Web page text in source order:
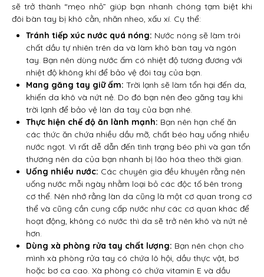
sẽ trở thành “mẹo nhỏ” giúp bạn nhanh chóng tạm biệt khi
đôi bàn tay bị khô cằn, nhăn nheo, xấu xí. Cụ thể:
Tránh tiếp xúc nước quá nóng: Nước nóng sẽ làm trôi
chất dầu tự nhiên trên da và làm khô bàn tay và ngón
tay. Bạn nên dùng nước ấm có nhiệt độ tương đương với
nhiệt độ không khí để bảo vệ đôi tay của bạn.
Mang găng tay giữ ấm: Trời lạnh sẽ làm tổn hại đến da,
khiến da khô và nứt nẻ. Do đó bạn nên đeo găng tay khi
trời lạnh để bảo vệ làn da tay của bạn nhé.
Thực hiện chế độ ăn lành mạnh: Bạn nên hạn chế ăn
các thức ăn chứa nhiều dầu mỡ, chất béo hay uống nhiều
nước ngọt. Vì rất dễ dẫn đến tình trạng béo phì và gan tổn
thương nên da của bạn nhanh bị lão hóa theo thời gian.
Uống nhiều nước: Các chuyên gia đều khuyên rằng nên
uống nước mỗi ngày nhằm loại bỏ các độc tố bên trong
cơ thể. Nên nhớ rằng làn da cũng là một cơ quan trong cơ
thể và cũng cần cung cấp nước như các cơ quan khác để
hoạt động, không có nước thì da sẽ trở nên khô và nứt nẻ
hơn.
Dùng xà phòng rửa tay chất lượng: Bạn nên chọn cho
mình xà phòng rửa tay có chứa lô hội, dầu thực vật, bơ
hoặc bơ ca cao. Xà phòng có chứa vitamin E và dầu